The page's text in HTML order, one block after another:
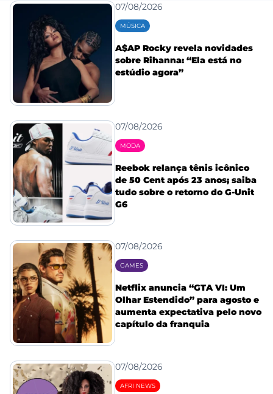
07/08/2026
MÚSICA
A$AP Rocky revela novidades
sobre Rihanna: “Ela está no
estúdio agora”
07/08/2026
MODA
Reebok relança tênis icônico
de 50 Cent após 23 anos; saiba
tudo sobre o retorno do G-Unit
G6
07/08/2026
GAMES
Netflix anuncia “GTA VI: Um
Olhar Estendido” para agosto e
aumenta expectativa pelo novo
capítulo da franquia
07/08/2026
AFRI NEWS